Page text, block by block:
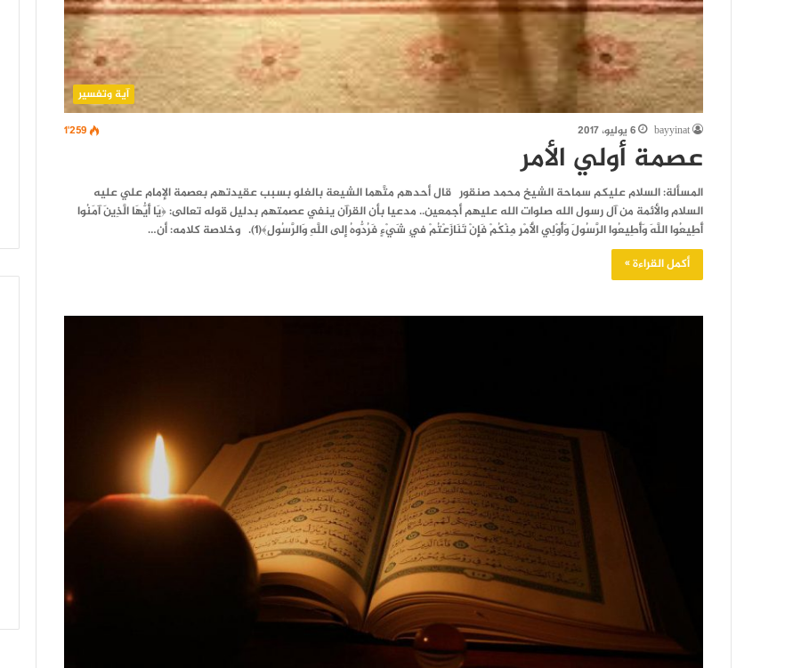
آية وتفسير
bayyinat 6 يوليو، 2017 1٬259
عصمة أولي الأمر
المسألة: السلام عليكم سماحة الشيخ محمد صنقور قال أحدهم متَّهما الشيعة بالغلو بسبب عقيدتهم بعصمة الإمام علي عليه
السلام والأئمة من آل رسول الله صلوات الله عليهم أجمعين.. مدعيا بأن القرآن ينفي عصمتهم بدليل قوله تعالى: ﴿يَا أَيُّهَا الَّذِينَ آمَنُوا
أَطِيعُوا اللَّهَ وَأَطِيعُوا الرَّسُولَ وَأُوْلِي الأَمْرِ مِنْكُمْ فَإِنْ تَنَازَعْتُمْ فِي شَيْءٍ فَرُدُّوهُ إلى اللَّهِ وَالرَّسُولِ﴾(1). وخلاصة كلامه: أن…
أكمل القراءة »